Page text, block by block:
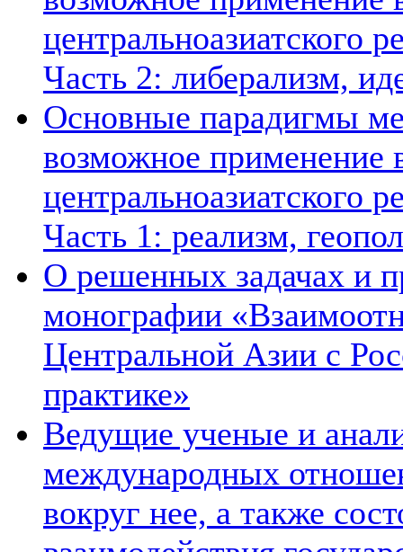
центральноазиатского
Часть 2: либерализм,
Основные парадигмы
возможное применение
центральноазиатского
Часть 1: реализм,
О решенных задачах и
монографии
Центральной Азии с
практике»
Ведущие ученые и
международных
вокруг нее, а также